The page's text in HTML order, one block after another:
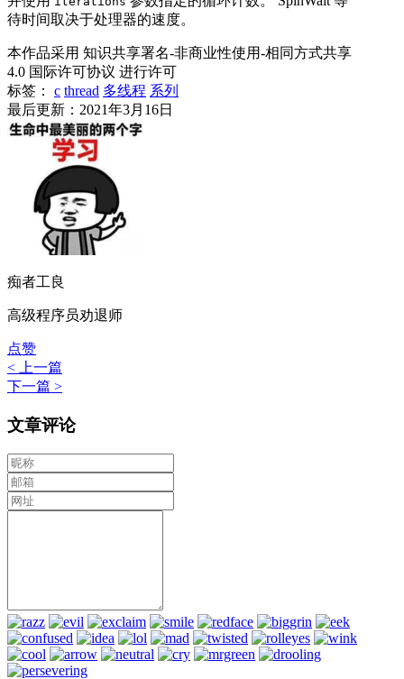
待时间取决于处理器的速度。
本作品采用 知识共享署名-非商业性使用-相同方式共享
4.0 国际许可协议 进行许可
标签：
c thread 多线程 系列
最后更新：2021年3月16日
痴者工良
高级程序员劝退师
点赞
< 上一篇
下一篇 >
文章评论